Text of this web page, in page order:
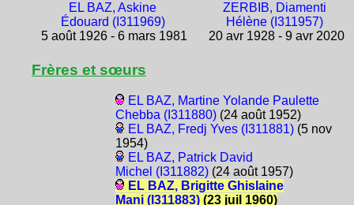
EL BAZ, Askine
Édouard (I311969)
5 août 1926 - 6 mars 1981
ZERBIB, Diamenti
Hélène (I311957)
20 avr 1928 - 9 avr 2020
Frères et sœurs
EL BAZ, Martine Yolande Paulette
Chebba (I311880)(24 août 1952)
EL BAZ, Fredj Yves (I311881)(5 nov
1954)
EL BAZ, Patrick David
Michel (I311882)(24 août 1957)
EL BAZ, Brigitte Ghislaine
Mani (I311883)(23 juil 1960)